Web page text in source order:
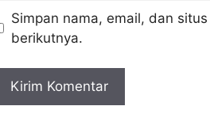
Simpan nama, email, dan
berikutnya.